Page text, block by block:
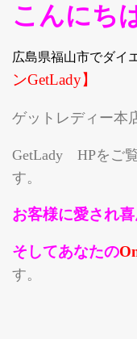
メディセル
ビューティメニュー
スクール
耳つぼダイエットス
ゲットレディー紹介
お客様のビフォーア
こんにち
広島県福山市でダイ
ンGetLady】
ゲットレディー本
GetLady HPをご
す。
お客様に愛され
そしてあなたの
す。